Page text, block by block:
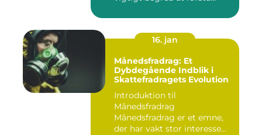
16. jan
Månedsfradrag: Et
Dybdegående Indblik i
Skattefradragets Evolution
Introduktion til
Månedsfradrag
Månedsfradrag er et emne,
der har vakt stor interesse